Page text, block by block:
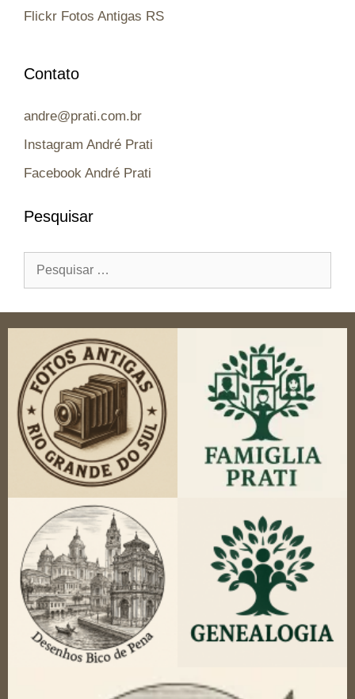
Flickr Fotos Antigas RS
Contato
andre@prati.com.br
Instagram André Prati
Facebook André Prati
Pesquisar
por: